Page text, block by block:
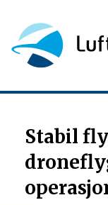
Stabil